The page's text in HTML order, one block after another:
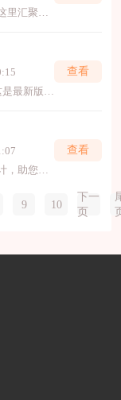
欢迎下载【暗号韩剧安卓版】！这里汇聚海量热门韩剧，更新及时、字幕同步，提供高清流畅的观看体验。界面简洁易用，支持离线缓存，随时随地畅享精彩剧情。无论是经典剧集还是最新热播
欢迎下载“Zoom安卓版2024”！这是最新版本的Zoom视频会议应用，提供高清音视频通话、屏幕共享、会议录制等丰富功能。无论是工作会议、在线教学还是社交聚会，都能轻松应对，提升沟
查看
【背书安卓版】专为高效记忆设计，助您轻松掌握知识点。应用内置智能复习计划、多样背诵模式与简洁界面，支持离线使用，是学习备考的得力助手。欢迎点击下载，开启您的高效背诵之旅
查看
9 10
下一
页